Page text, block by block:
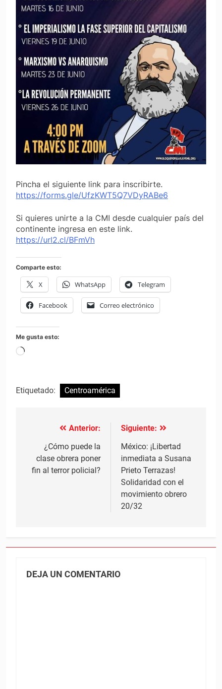
Pincha el siguiente link para inscribirte.
https://forms.gle/UfzKWT5Q7VDyRABe6
Si quieres unirte a la CMI desde cualquier país del
continente ingresa en este link.
https://url2.cl/BFmVh
Comparte esto:
X WhatsApp Telegram
Facebook Correo electrónico
Me gusta esto:
Cargando...
Etiquetado: Centroamérica
Navegación
entradas
Anterior:
¿Cómo puede la
clase obrera poner
fin al terror policial?
Siguiente:
México: ¡Libertad
inmediata a Susana
Prieto Terrazas!
Solidaridad con el
movimiento obrero
20/32
DEJA UN COMENTARIO